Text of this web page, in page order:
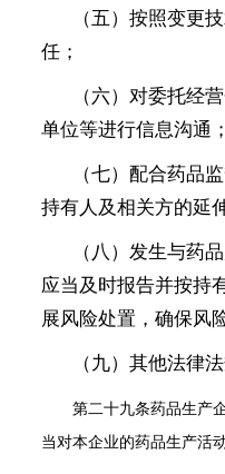
（五）按照变更
任；
（六）对委托经
单位等进行信息沟通；
（七）配合药品
持有人及相关方的延
（八）发生与药
应当及时报告并按持
展风险处置，确保风
（九）其他法律
第二十九条药品生产
当对本企业的药品生产活